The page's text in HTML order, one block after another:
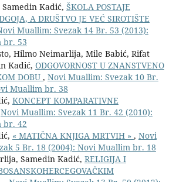
Kadić, ŠKOLA POSTAJE
A DRUŠTVO JE VEĆ SIROTIŠTE
Muallim: Svezak 14 Br. 53 (2013):
br. 53
Hilmo Neimarlija, Mile Babić, Rifat
Kadić, ODGOVORNOST U ZNANSTVENO
DOBU , Novi Muallim: Svezak 10 Br.
Muallim br. 38
KONCEPT KOMPARATIVNE
Novi Muallim: Svezak 11 Br. 42 (2010):
br. 42
« MATIČNA KNJIGA MRTVIH » , Novi
5 Br. 18 (2004): Novi Muallim br. 18
Samedin Kadić, RELIGIJA I